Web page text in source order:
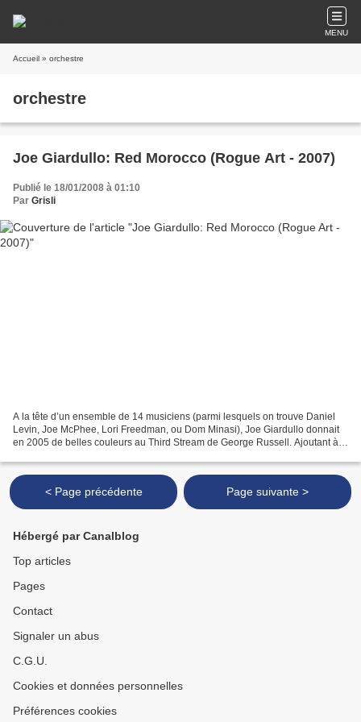
MENU
Accueil » orchestre
orchestre
Joe Giardullo: Red Morocco (Rogue Art - 2007)
Publié le 18/01/2008 à 01:10
Par Grisli
A la tête d’un ensemble de 14 musiciens (parmi lesquels on trouve Daniel
Levin, Joe McPhee, Lori Freedman, ou Dom Minasi), Joe Giardullo donnait
en 2005 de belles couleurs au Third Stream de George Russell. Ajoutant à
< Page précédente Page suivante >
Hébergé par Canalblog
Top articles
Pages
Contact
Signaler un abus
C.G.U.
Cookies et données personnelles
Préférences cookies